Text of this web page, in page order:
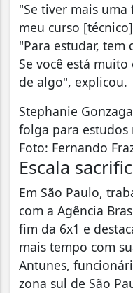
"Se tiver mais
meu curso
"Para estudar, tem
Se você está
de algo", explicou.
Stephanie
folga para estudos
Foto: Fernando
Escala
Em São Paulo,
com a Agência
fim da 6x1 e
mais tempo com
Antunes,
zona sul de São